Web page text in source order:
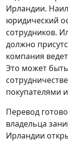
Ирландии.
юридический
сотрудников.
должно
компания
Это может
покупателями
Перевод
владельца
Ирландии